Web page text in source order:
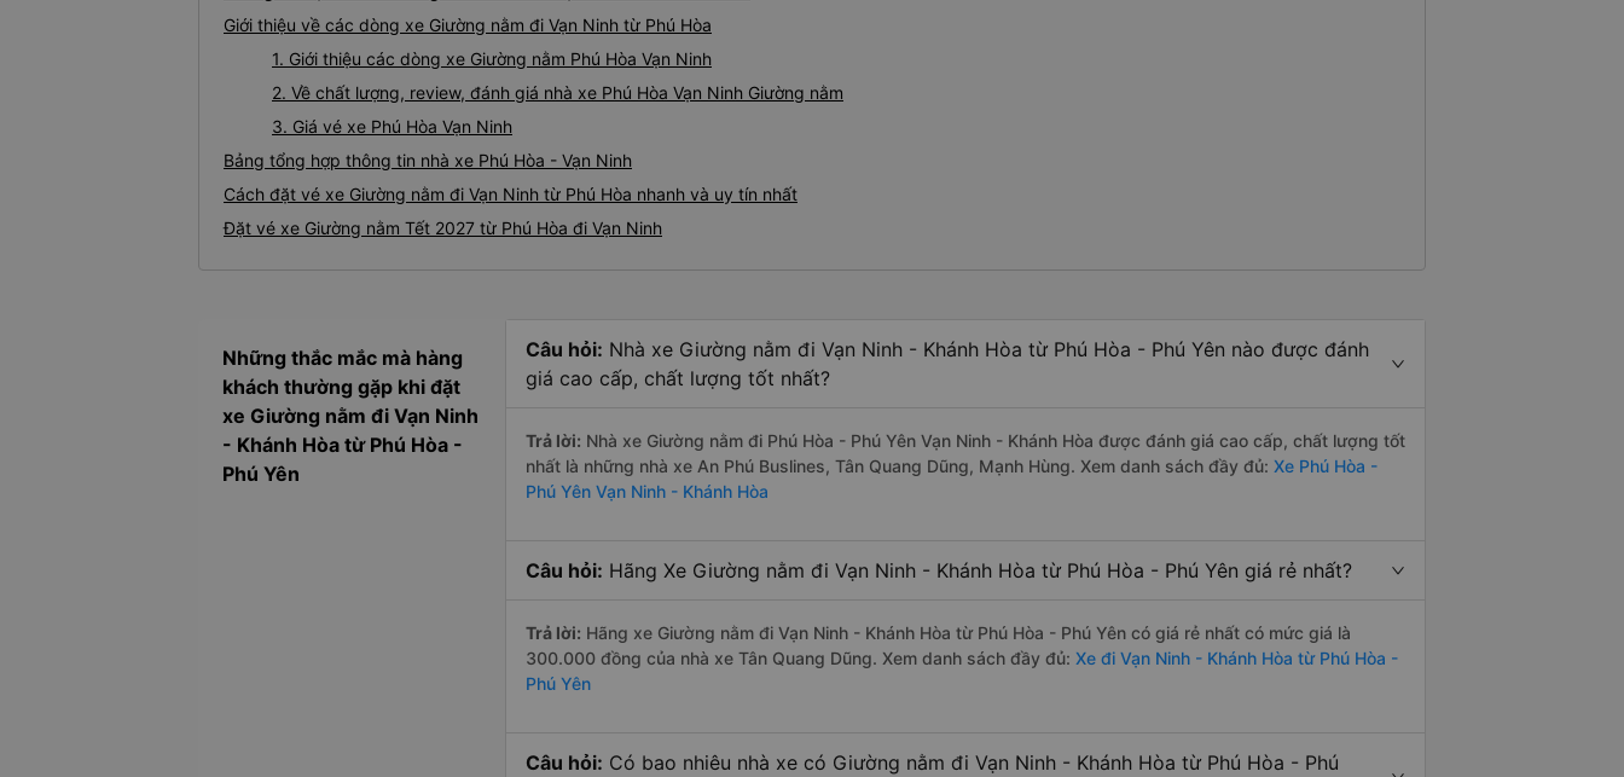
Giới thiệu về các dòng xe Giường nằm đi Vạn Ninh từ Phú Hòa
1. Giới thiệu các dòng xe Giường nằm Phú Hòa Vạn Ninh
2. Về chất lượng, review, đánh giá nhà xe Phú Hòa Vạn Ninh Giường nằm
3. Giá vé xe Phú Hòa Vạn Ninh
Bảng tổng hợp thông tin nhà xe Phú Hòa - Vạn Ninh
Cách đặt vé xe Giường nằm đi Vạn Ninh từ Phú Hòa nhanh và uy tín nhất
Đặt vé xe Giường nằm Tết 2027 từ Phú Hòa đi Vạn Ninh
Những thắc mắc mà hàng
khách thường gặp khi đặt
xe Giường nằm đi Vạn Ninh
- Khánh Hòa từ Phú Hòa -
Phú Yên
Câu hỏi: Nhà xe Giường nằm đi Vạn Ninh - Khánh Hòa từ Phú Hòa - Phú Yên nào được đánh
giá cao cấp, chất lượng tốt nhất?
Trả lời: Nhà xe Giường nằm đi Phú Hòa - Phú Yên Vạn Ninh - Khánh Hòa được đánh giá cao cấp, chất lượng tốt
nhất là những nhà xe An Phú Buslines, Tân Quang Dũng, Mạnh Hùng. Xem danh sách đầy đủ: Xe Phú Hòa -
Phú Yên Vạn Ninh - Khánh Hòa
Câu hỏi: Hãng Xe Giường nằm đi Vạn Ninh - Khánh Hòa từ Phú Hòa - Phú Yên giá rẻ nhất?
Trả lời: Hãng xe Giường nằm đi Vạn Ninh - Khánh Hòa từ Phú Hòa - Phú Yên có giá rẻ nhất có mức giá là
300.000 đồng của nhà xe Tân Quang Dũng. Xem danh sách đầy đủ: Xe đi Vạn Ninh - Khánh Hòa từ Phú Hòa -
Phú Yên
Câu hỏi: Có bao nhiêu nhà xe có Giường nằm đi Vạn Ninh - Khánh Hòa từ Phú Hòa - Phú